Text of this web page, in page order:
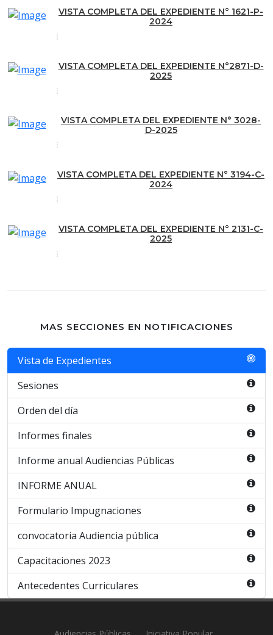
VISTA COMPLETA DEL EXPEDIENTE N° 1621-P-
2024
VISTA COMPLETA DEL EXPEDIENTE N°2871-D-
2025
VISTA COMPLETA DEL EXPEDIENTE N° 3028-
D-2025
VISTA COMPLETA DEL EXPEDIENTE N° 3194-C-
2024
VISTA COMPLETA DEL EXPEDIENTE N° 2131-C-
2025
MAS SECCIONES EN NOTIFICACIONES
Vista de Expedientes
Sesiones
Orden del día
Informes finales
Informe anual Audiencias Públicas
INFORME ANUAL
Formulario Impugnaciones
convocatoria Audiencia pública
Capacitaciones 2023
Antecedentes Curriculares